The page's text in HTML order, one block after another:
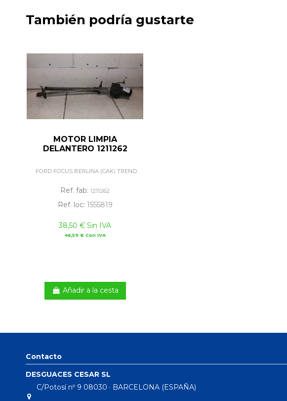
También podría gustarte
MOTOR LIMPIA
DELANTERO 1211262
FORD FOCUS BERLINA (CAK) TREND
Ref. fab: 1211262
Ref. loc: 1555819
38,50 € Sin IVA
46,59 € Con IVA
Añadir a la cesta
Contacto
DESGUACES CESAR SL
C/Potosí nº 9 08030 · BARCELONA (ESPAÑA)